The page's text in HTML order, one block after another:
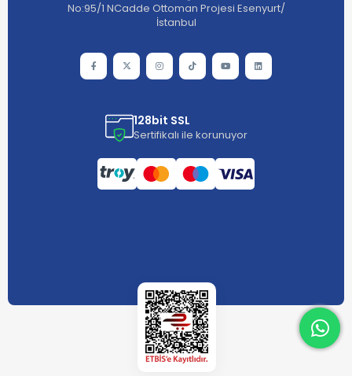
No:95/1 NCadde Ottoman Projesi Esenyurt/
İstanbul
128bit SSL
Sertifikalı ile korunuyor